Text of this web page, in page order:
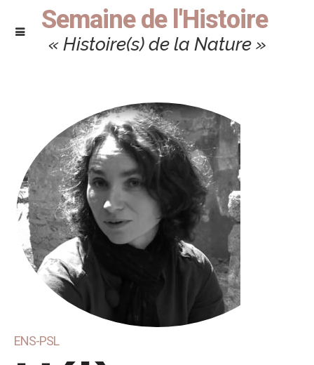
Semaine de l'Histoire
« Histoire(s) de la Nature »
ENS-PSL